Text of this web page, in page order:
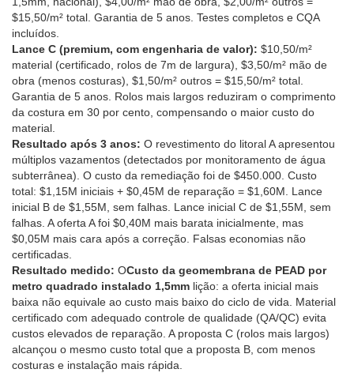
$15,50/m² total. Garantia de 5 anos. Testes completos e CQA
incluídos.
Lance C (premium, com engenharia de valor): $10,50/m²
material (certificado, rolos de 7m de largura), $3,50/m² mão de
obra (menos costuras), $1,50/m² outros = $15,50/m² total.
Garantia de 5 anos. Rolos mais largos reduziram o comprimento
da costura em 30 por cento, compensando o maior custo do
material.
Resultado após 3 anos: O revestimento do litoral A apresentou
múltiplos vazamentos (detectados por monitoramento de água
subterrânea). O custo da remediação foi de $450.000. Custo
total: $1,15M iniciais + $0,45M de reparação = $1,60M. Lance
inicial B de $1,55M, sem falhas. Lance inicial C de $1,55M, sem
falhas. A oferta A foi $0,40M mais barata inicialmente, mas
$0,05M mais cara após a correção. Falsas economias não
certificadas.
Resultado medido: OCusto da geomembrana de PEAD por
metro quadrado instalado 1,5mm lição: a oferta inicial mais
baixa não equivale ao custo mais baixo do ciclo de vida. Material
certificado com adequado controle de qualidade (QA/QC) evita
custos elevados de reparação. A proposta C (rolos mais largos)
alcançou o mesmo custo total que a proposta B, com menos
costuras e instalação mais rápida.